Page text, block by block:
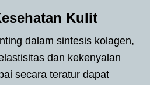
Kulit
dalam sintesis kolagen,
dan kekenyalan
secara teratur dapat